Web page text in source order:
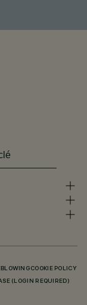
COOKIE POLICY
(LOGIN REQUIRED)